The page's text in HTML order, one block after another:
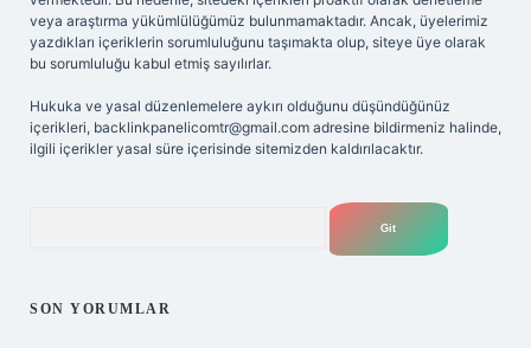
veya araştırma yükümlülüğümüz bulunmamaktadır. Ancak, üyelerimiz
yazdıkları içeriklerin sorumluluğunu taşımakta olup, siteye üye olarak
bu sorumluluğu kabul etmiş sayılırlar.
Hukuka ve yasal düzenlemelere aykırı olduğunu düşündüğünüz
içerikleri, backlinkpanelicomtr@gmail.com adresine bildirmeniz halinde,
ilgili içerikler yasal süre içerisinde sitemizden kaldırılacaktır.
SON YORUMLAR